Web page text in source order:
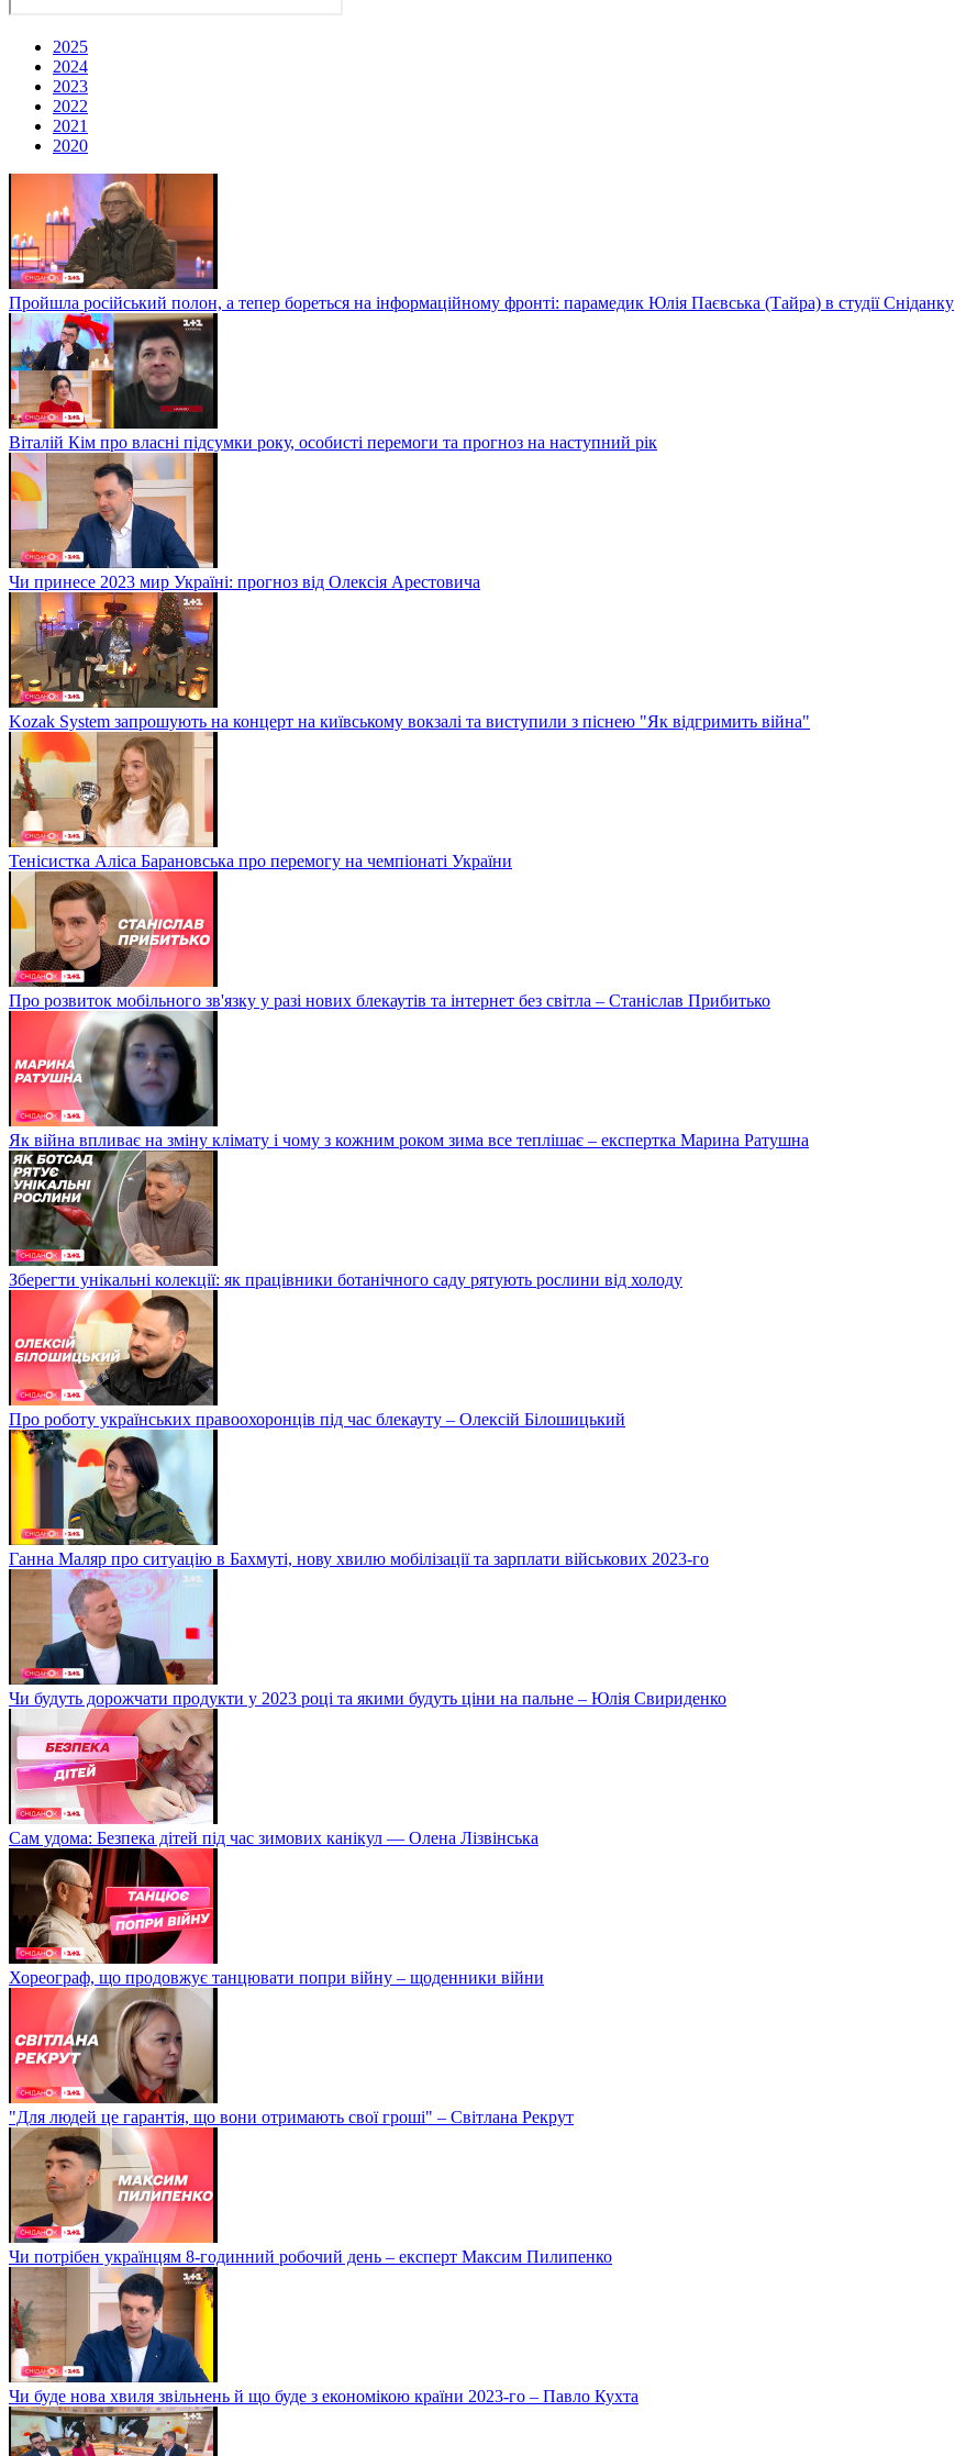
2025
2024
2023
2022
2021
2020
Пройшла російський полон, а тепер бореться на інформаційному фронті: парамедик Юлія Паєвська (Тайра) в студії Сніданку
Віталій Кім про власні підсумки року, особисті перемоги та прогноз на наступний рік
Чи принесе 2023 мир Україні: прогноз від Олексія Арестовича
Kozak System запрошують на концерт на київському вокзалі та виступили з піснею "Як відгримить війна"
Тенісистка Аліса Барановська про перемогу на чемпіонаті України
Про розвиток мобільного зв'язку у разі нових блекаутів та інтернет без світла – Станіслав Прибитько
Як війна впливає на зміну клімату і чому з кожним роком зима все теплішає – експертка Марина Ратушна
Зберегти унікальні колекції: як працівники ботанічного саду рятують рослини від холоду
Про роботу українських правоохоронців під час блекауту – Олексій Білошицький
Ганна Маляр про ситуацію в Бахмуті, нову хвилю мобілізації та зарплати військових 2023-го
Чи будуть дорожчати продукти у 2023 році та якими будуть ціни на пальне – Юлія Свириденко
Сам удома: Безпека дітей під час зимових канікул — Олена Лізвінська
Хореограф, що продовжує танцювати попри війну – щоденники війни
"Для людей це гарантія, що вони отримають свої гроші" – Світлана Рекрут
Чи потрібен українцям 8-годинний робочий день – експерт Максим Пилипенко
Чи буде нова хвиля звільнень й що буде з економікою країни 2023-го – Павло Кухта